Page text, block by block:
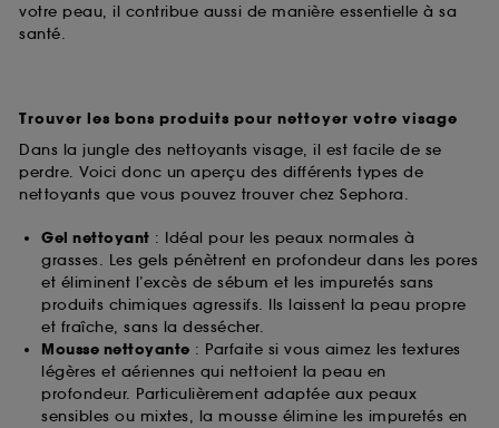
votre peau, il contribue aussi de manière essentielle à sa
santé.
Trouver les bons produits pour nettoyer votre visage
Dans la jungle des nettoyants visage, il est facile de se
perdre. Voici donc un aperçu des différents types de
nettoyants que vous pouvez trouver chez Sephora.
Gel nettoyant : Idéal pour les peaux normales à
grasses. Les gels pénètrent en profondeur dans les pores
et éliminent l’excès de sébum et les impuretés sans
produits chimiques agressifs. Ils laissent la peau propre
et fraîche, sans la dessécher.
Mousse nettoyante : Parfaite si vous aimez les textures
légères et aériennes qui nettoient la peau en
profondeur. Particulièrement adaptée aux peaux
sensibles ou mixtes, la mousse élimine les impuretés en